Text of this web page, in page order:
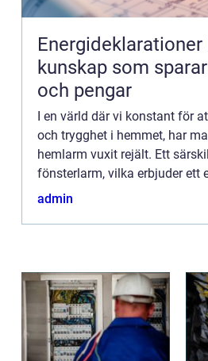
Energideklarationer
kunskap som
och pengar
I en värld där vi konstant för
och trygghet i hemmet, har
hemlarm vuxit rejält. Ett
fönsterlarm, vilka erbjuder ett
genom att avskräcka och
admin